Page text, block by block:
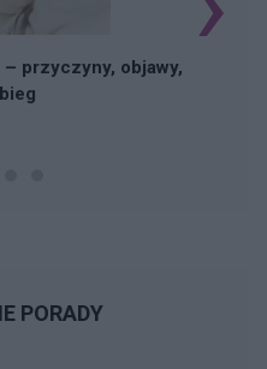
przyczyny, objawy,
PORADY